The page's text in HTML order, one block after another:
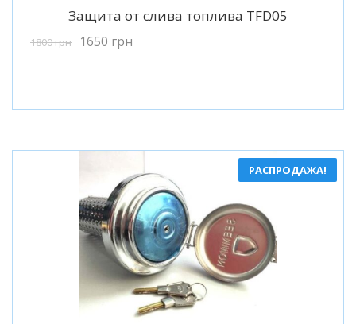
Подробнее
Защита от слива топлива TFD05
1800грн 1650 грн
РАСПРОДАЖА!